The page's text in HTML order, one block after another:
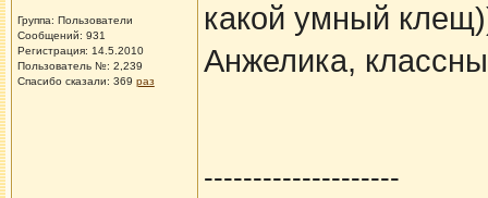
Группа: Пользователи
Сообщений: 931
Регистрация: 14.5.2010
Пользователь №: 2,239
Спасибо сказали: 369 раз
какой умный
Анжелика,
--------------------